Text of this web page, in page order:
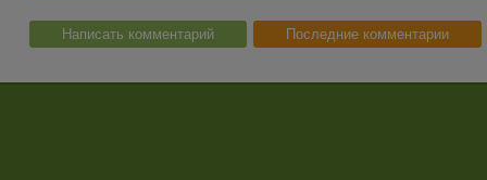
Написать комментарий Последние комментарии